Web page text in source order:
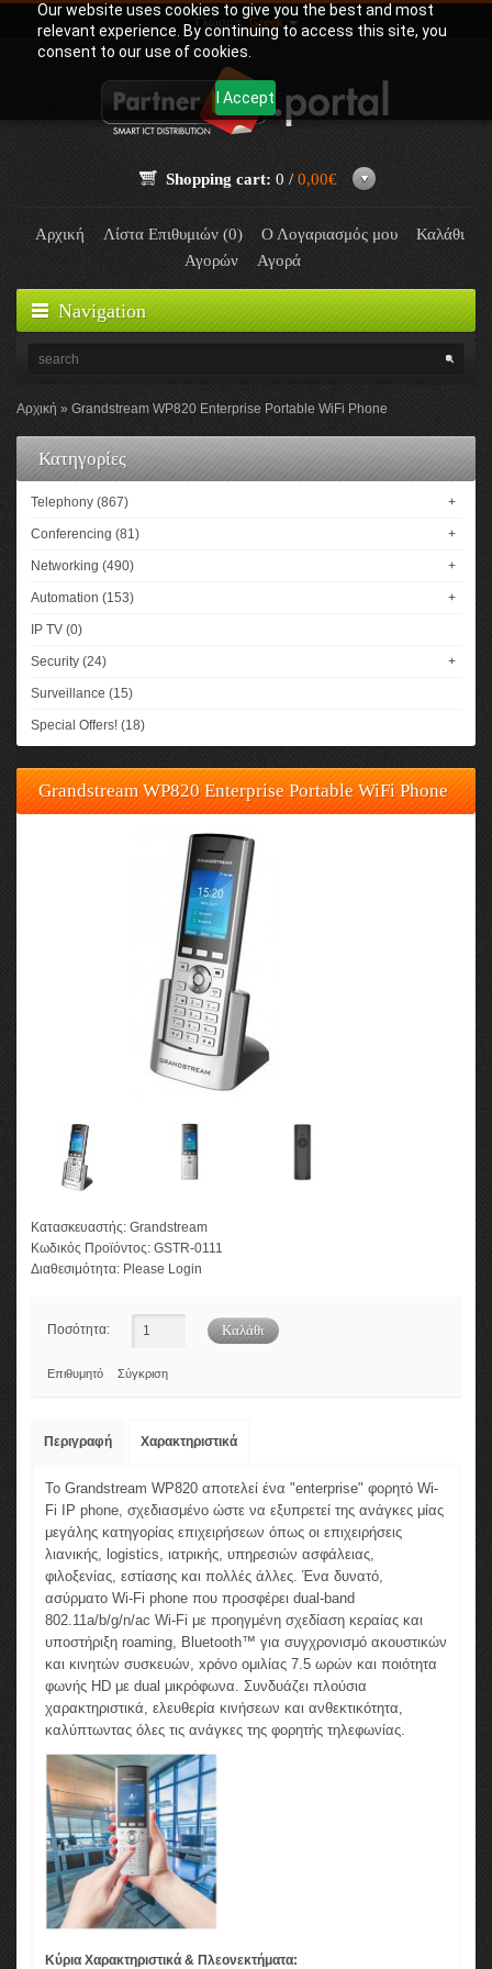
Our website uses cookies to give you the best and most
relevant experience. By continuing to access this site, you
consent to our use of cookies.
I Accept
Γλώσσα:Greek
Shopping cart: 0 / 0,00€
Αρχική Λίστα Επιθυμιών (0) Ο Λογαριασμός μου
Καλάθι
Αγορών
Αγορά
Navigation
Αρχική Grandstream WP820 Enterprise Portable WiFi Phone
Κατηγορίες
Telephony (867) +
Conferencing (81) +
Networking (490) +
Automation (153) +
IP TV (0)
Security (24) +
Surveillance (15)
Special Offers! (18)
Grandstream WP820 Enterprise Portable WiFi Phone
Κατασκευαστής: Grandstream
Κωδικός Προϊόντος: GSTR-0111
Διαθεσιμότητα: Please Login
Ποσότητα:
Επιθυμητό Σύγκριση
Περιγραφή Χαρακτηριστικά
Το Grandstream WP820 αποτελεί ένα "enterprise" φορητό Wi-
Fi IP phone, σχεδιασμένο ώστε να εξυπρετεί της ανάγκες μίας
μεγάλης κατηγορίας επιχειρήσεων όπως οι επιχειρήσεις
λιανικής, logistics, ιατρικής, υπηρεσιών ασφάλειας,
φιλοξενίας, εστίασης και πολλές άλλες. Ένα δυνατό,
ασύρματο Wi-Fi phone που προσφέρει dual-band
802.11a/b/g/n/ac Wi-Fi με προηγμένη σχεδίαση κεραίας και
υποστήριξη roaming, Bluetooth™ για συγχρονισμό ακουστικών
και κινητών συσκευών, xρόνο ομιλίας 7.5 ωρών και ποιότητα
φωνής HD με dual μικρόφωνα. Συνδυάζει πλούσια
χαρακτηριστικά, ελευθερία κινήσεων και ανθεκτικότητα,
καλύπτωντας όλες τις ανάγκες της φορητής τηλεφωνίας.
Κύρια Χαρακτηριστικά & Πλεονεκτήματα: